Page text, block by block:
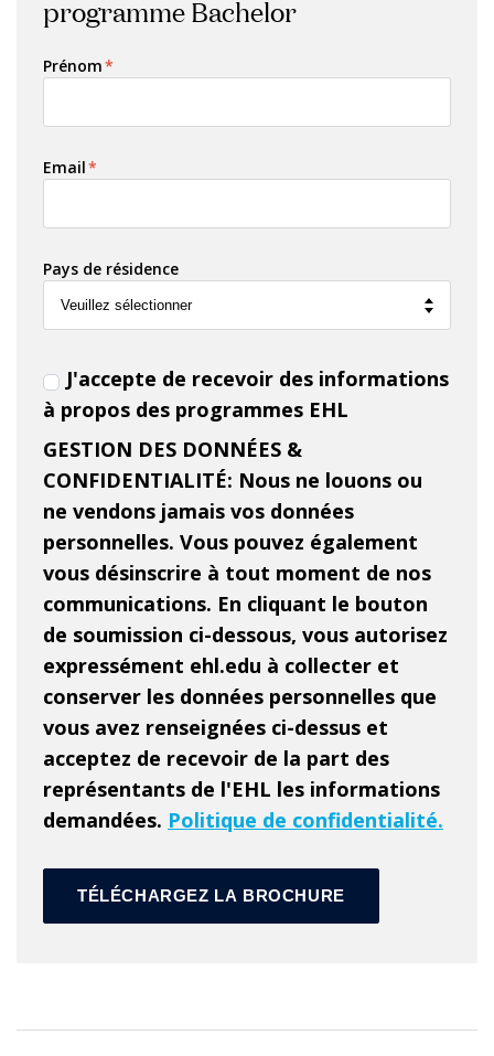
programme Bachelor
Prénom*
Email*
Pays de résidence
J'accepte de recevoir des informations
à propos des programmes EHL
GESTION DES DONNÉES &
CONFIDENTIALITÉ: Nous ne louons ou
ne vendons jamais vos données
personnelles. Vous pouvez également
vous désinscrire à tout moment de nos
communications. En cliquant le bouton
de soumission ci-dessous, vous autorisez
expressément ehl.edu à collecter et
conserver les données personnelles que
vous avez renseignées ci-dessus et
acceptez de recevoir de la part des
représentants de l'EHL les informations
demandées. Politique de confidentialité.